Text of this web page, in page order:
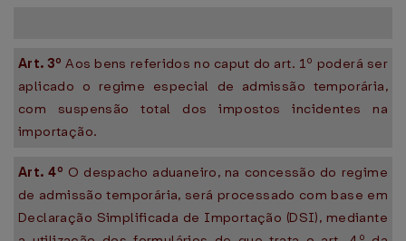
Art. 3ºAos bens referidos no caput do art. 1º poderá ser
aplicado o regime especial de admissão temporária,
com suspensão total dos impostos incidentes na
importação.
Art. 4º O despacho aduaneiro, na concessão do regime
de admissão temporária, será processado com base em
Declaração Simplificada de Importação (DSI), mediante